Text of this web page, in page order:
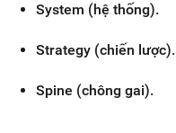
System (hệ thống).
Strategy (chiến lược).
Spine (chông gai).